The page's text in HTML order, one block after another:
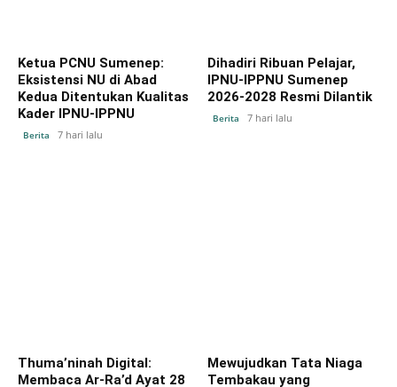
Ketua PCNU Sumenep:
Eksistensi NU di Abad
Kedua Ditentukan Kualitas
Kader IPNU-IPPNU
Berita 7 hari lalu
Dihadiri Ribuan Pelajar,
IPNU-IPPNU Sumenep
2026-2028 Resmi Dilantik
Berita 7 hari lalu
Thuma’ninah Digital:
Membaca Ar-Ra’d Ayat 28
Mewujudkan Tata Niaga
Tembakau yang